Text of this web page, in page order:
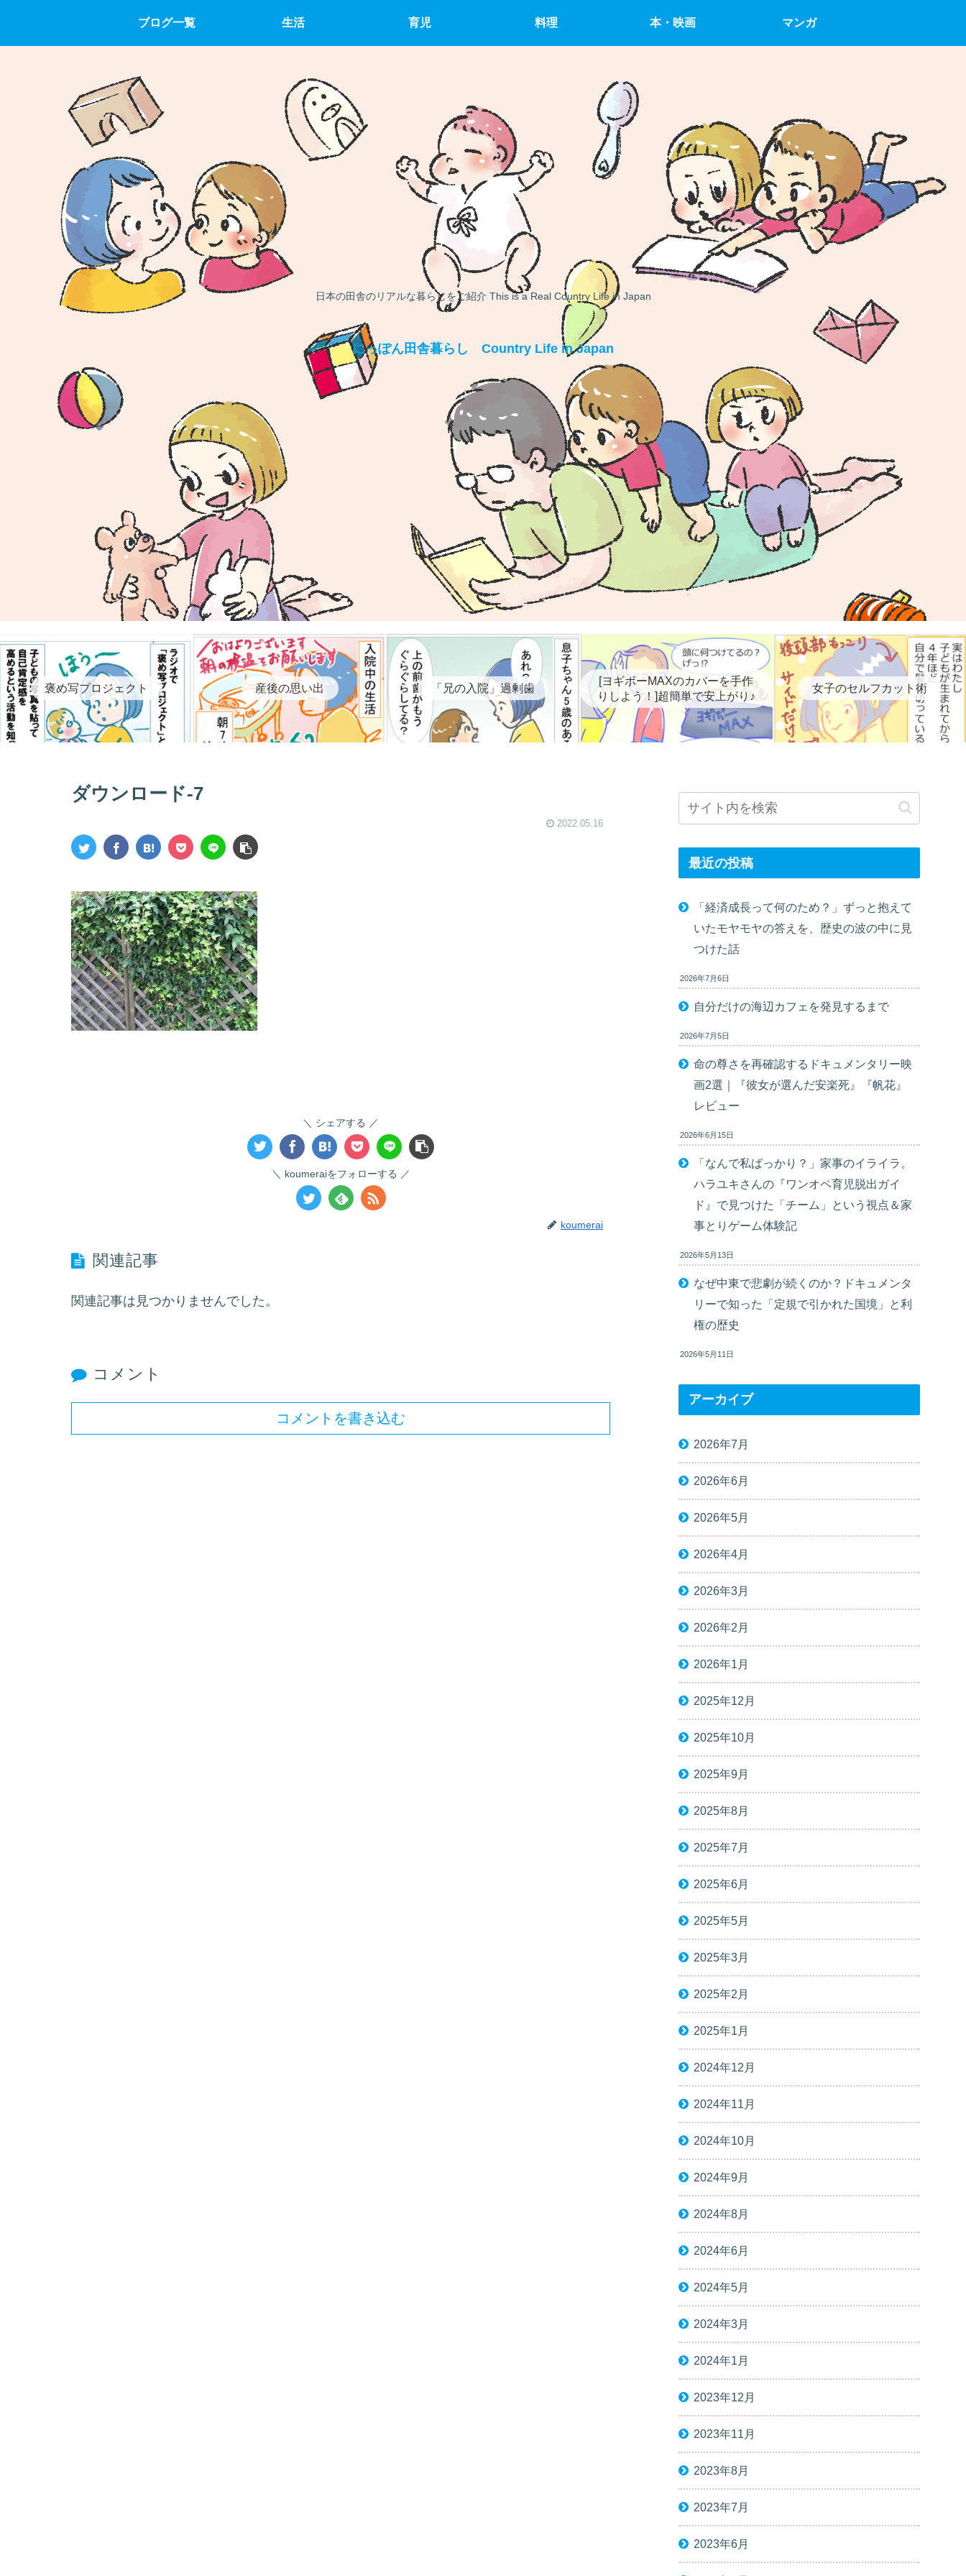
日本の田舎のリアルな暮らしをご紹介 This is a Real Country Life in Japan
にっぽん田舎暮らし Country Life in Japan
ブログ一覧 生活 育児 料理 本・映画 マンガ
褒め写プロジェクト 産後の思い出 「兄の入院」過剰歯
[ヨギボーMAXのカバーを手作
りしよう！]超簡単で安上がり♪
女子のセルフカット術
ダウンロード-7
2022.05.16
シェアする
koumeraiをフォローする
koumerai
関連記事
関連記事は見つかりませんでした。
コメント
コメントを書き込む
最近の投稿
「経済成長って何のため？」ずっと抱えて
いたモヤモヤの答えを、歴史の波の中に見
つけた話
2026年7月6日
自分だけの海辺カフェを発見するまで
2026年7月5日
命の尊さを再確認するドキュメンタリー映
画2選｜『彼女が選んだ安楽死』『帆花』
レビュー
2026年6月15日
「なんで私ばっかり？」家事のイライラ。
ハラユキさんの『ワンオペ育児脱出ガイ
ド』で見つけた「チーム」という視点＆家
事とりゲーム体験記
2026年5月13日
なぜ中東で悲劇が続くのか？ドキュメンタ
リーで知った「定規で引かれた国境」と利
権の歴史
2026年5月11日
アーカイブ
2026年7月
2026年6月
2026年5月
2026年4月
2026年3月
2026年2月
2026年1月
2025年12月
2025年10月
2025年9月
2025年8月
2025年7月
2025年6月
2025年5月
2025年3月
2025年2月
2025年1月
2024年12月
2024年11月
2024年10月
2024年9月
2024年8月
2024年6月
2024年5月
2024年3月
2024年1月
2023年12月
2023年11月
2023年8月
2023年7月
2023年6月